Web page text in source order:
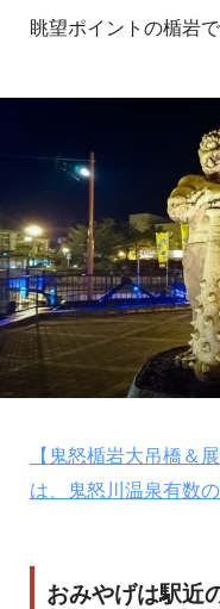
眺望ポイントの楯岩
【鬼怒楯岩大吊橋＆
は、鬼怒川温泉有数
おみやげは駅近